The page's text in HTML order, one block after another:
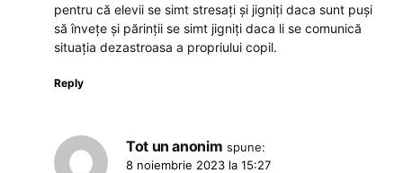
pentru că elevii se simt stresați și jigniți daca sunt puși
să învețe și părinții se simt jigniți daca li se comunică
situația dezastroasa a propriului copil.
Reply
Tot un anonim spune:
8 noiembrie 2023 la 15:27